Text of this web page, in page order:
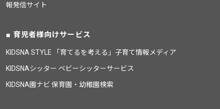
報発信サイト
育児者様向けサービス
KIDSNA STYLE 「育てるを考える」子育て情報メディア
KIDSNAシッター ベビーシッターサービス
KIDSNA園ナビ 保育園・幼稚園検索